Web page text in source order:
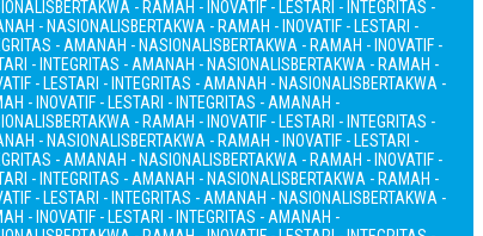
BERTAKWA - RAMAH - INOVATIF - LESTARI - INTEGRITAS -
- NASIONALISBERTAKWA - RAMAH - INOVATIF - LESTARI -
- AMANAH - NASIONALISBERTAKWA - RAMAH - INOVATIF -
- INTEGRITAS - AMANAH - NASIONALISBERTAKWA - RAMAH -
- LESTARI - INTEGRITAS - AMANAH - NASIONALISBERTAKWA -
- INOVATIF - LESTARI - INTEGRITAS - AMANAH -
BERTAKWA - RAMAH - INOVATIF - LESTARI - INTEGRITAS -
- NASIONALISBERTAKWA - RAMAH - INOVATIF - LESTARI -
- AMANAH - NASIONALISBERTAKWA - RAMAH - INOVATIF -
- INTEGRITAS - AMANAH - NASIONALISBERTAKWA - RAMAH -
- LESTARI - INTEGRITAS - AMANAH - NASIONALISBERTAKWA -
- INOVATIF - LESTARI - INTEGRITAS - AMANAH -